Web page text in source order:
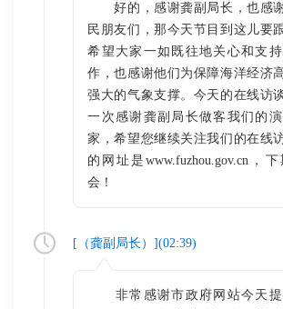
好的，感谢龚副局长，也感
民朋友们，那今天节目到这儿要
希望大家一如既往地关心和支
作，也感谢他们为保障海洋经济
强大的气象支撑。今天的在线访
一次感谢龚副局长做客我们的
家，希望您继续关注我们的在线
的网址是www.fuzhou.gov.cn，
会！
[（龚副局长 ）](02:39)
非常感谢市政府网站今天